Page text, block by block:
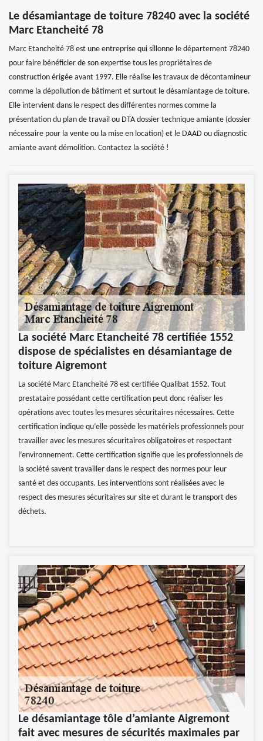
Le désamiantage de toiture 78240 avec la société
Marc Etancheité 78
Marc Etancheité 78 est une entreprise qui sillonne le département 78240
pour faire bénéficier de son expertise tous les propriétaires de
construction érigée avant 1997. Elle réalise les travaux de décontamineur
comme la dépollution de bâtiment et surtout le désamiantage de toiture.
Elle intervient dans le respect des différentes normes comme la
présentation du plan de travail ou DTA dossier technique amiante (dossier
nécessaire pour la vente ou la mise en location) et le DAAD ou diagnostic
amiante avant démolition. Contactez la société !
La société Marc Etancheité 78 certifiée 1552
dispose de spécialistes en désamiantage de
toiture Aigremont
La société Marc Etancheité 78 est certifiée Qualibat 1552. Tout
prestataire possédant cette certification peut donc réaliser les
opérations avec toutes les mesures sécuritaires nécessaires. Cette
certification indique qu’elle possède les matériels professionnels pour
travailler avec les mesures sécuritaires obligatoires et respectant
l’environnement. Cette certification signifie que les professionnels de
la société savent travailler dans le respect des normes pour leur
santé et des occupants. Les interventions sont réalisées avec le
respect des mesures sécuritaires sur site et durant le transport des
déchets.
Le désamiantage tôle d’amiante Aigremont
fait avec mesures de sécurités maximales par